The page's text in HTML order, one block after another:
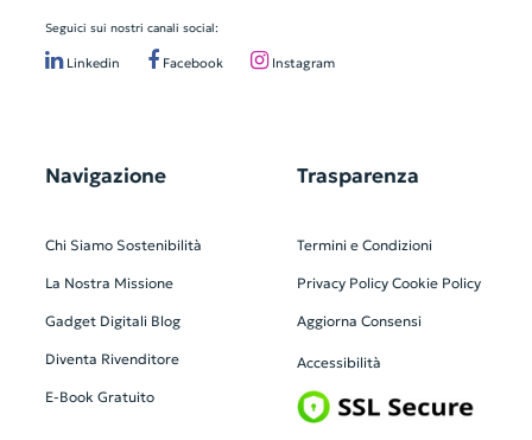
Seguici sui nostri canali social:
Linkedin Facebook Instagram
Navigazione
Chi Siamo Sostenibilità
La Nostra Missione
Gadget Digitali Blog
Diventa Rivenditore
E-Book Gratuito
Trasparenza
Termini e Condizioni
Privacy Policy Cookie Policy
Aggiorna Consensi
Accessibilità